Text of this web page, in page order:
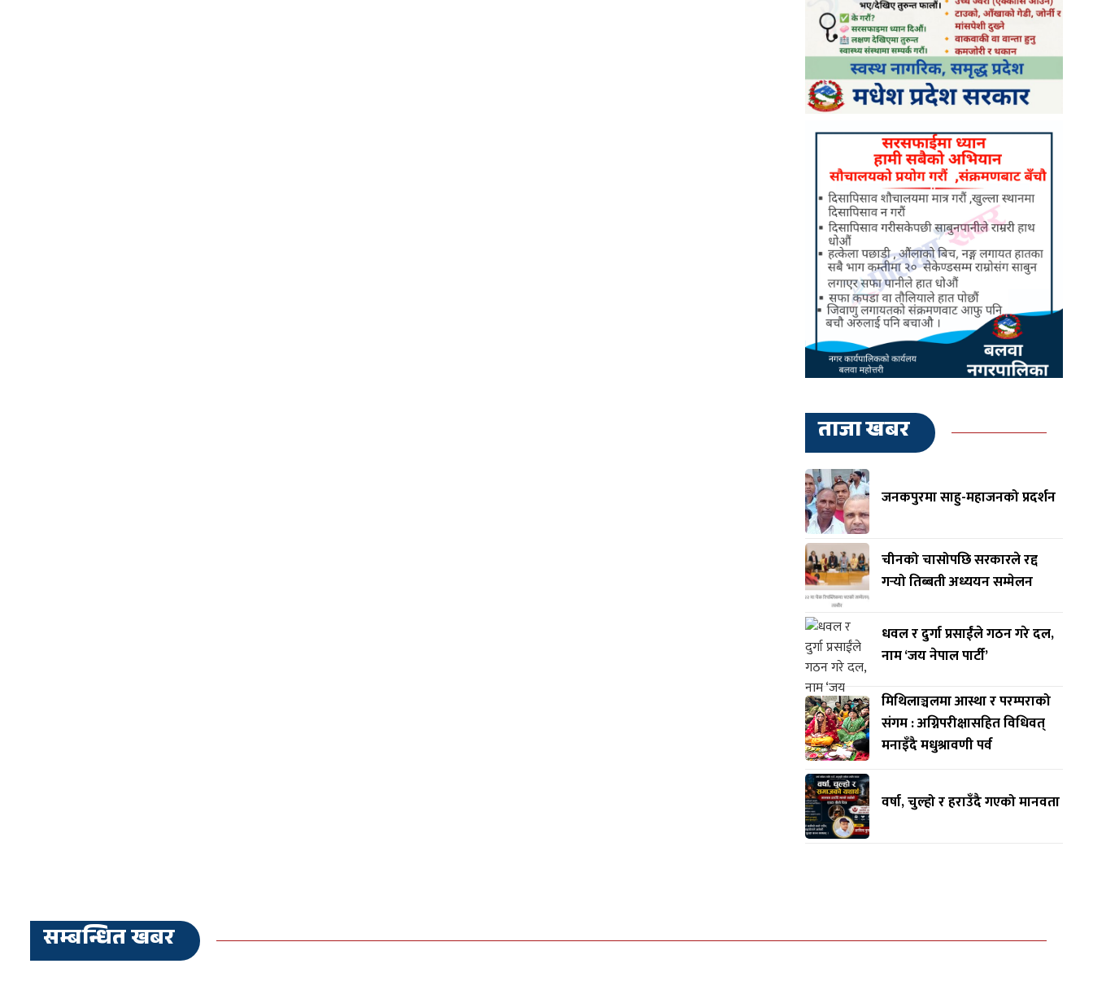
ताजा खबर
जनकपुरमा साहु-महाजनको प्रदर्शन
चीनको चासोपछि सरकारले रद्द
गर्‍यो तिब्बती अध्ययन सम्मेलन
धवल र दुर्गा प्रसाईंले गठन गरे दल,
नाम ‘जय नेपाल पार्टी’
मिथिलाञ्चलमा आस्था र परम्पराको
संगम : अग्निपरीक्षासहित विधिवत्
मनाइँदै मधुश्रावणी पर्व
वर्षा, चुल्हो र हराउँदै गएको मानवता
सम्बन्धित खबर